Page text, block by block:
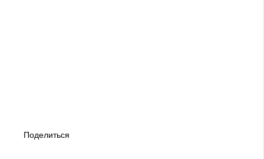
Поделиться